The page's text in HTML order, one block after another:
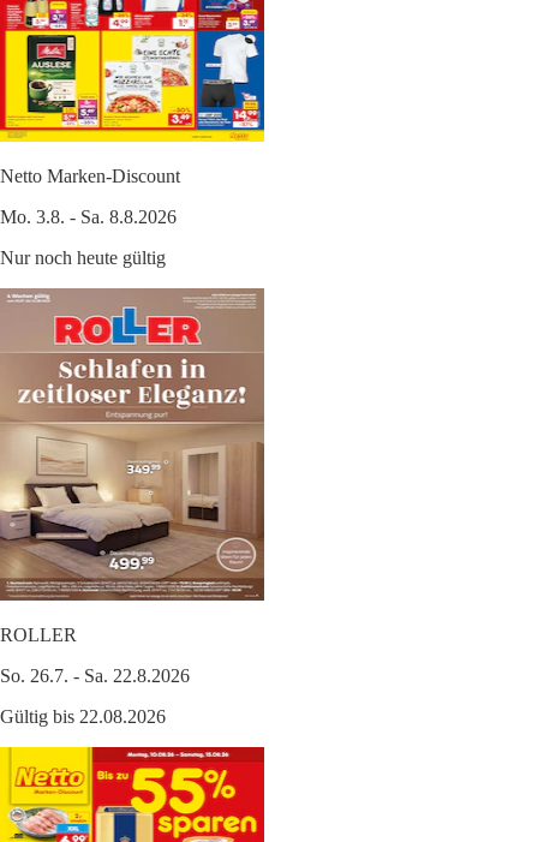
Netto Marken-Discount
Mo. 3.8. - Sa. 8.8.2026
Nur noch heute gültig
ROLLER
So. 26.7. - Sa. 22.8.2026
Gültig bis 22.08.2026